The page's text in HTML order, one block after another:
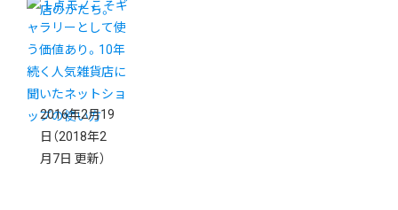
店のかたち。
2016年2月19
日 （2018年2
月7日 更新）